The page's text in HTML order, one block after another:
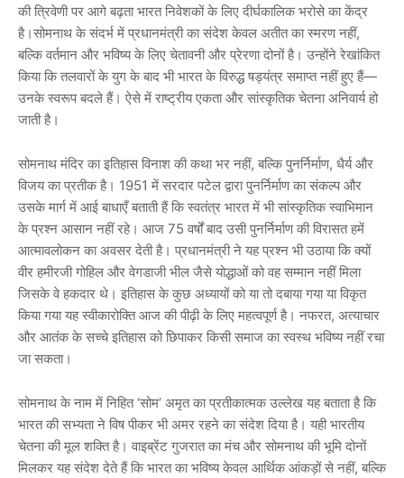
की त्रिवेणी पर आगे बढ़ता भारत निवेशकों के लिए दीर्घकालिक भरोसे का केंद्र
है।सोमनाथ के संदर्भ में प्रधानमंत्री का संदेश केवल अतीत का स्मरण नहीं,
बल्कि वर्तमान और भविष्य के लिए चेतावनी और प्रेरणा दोनों है। उन्होंने रेखांकित
किया कि तलवारों के युग के बाद भी भारत के विरुद्ध षड्यंत्र समाप्त नहीं हुए हैं—
उनके स्वरूप बदले हैं। ऐसे में राष्ट्रीय एकता और सांस्कृतिक चेतना अनिवार्य हो
जाती है।
सोमनाथ मंदिर का इतिहास विनाश की कथा भर नहीं, बल्कि पुनर्निर्माण, धैर्य और
विजय का प्रतीक है। 1951 में सरदार पटेल द्वारा पुनर्निर्माण का संकल्प और
उसके मार्ग में आई बाधाएँ बताती हैं कि स्वतंत्र भारत में भी सांस्कृतिक स्वाभिमान
के प्रश्न आसान नहीं रहे। आज 75 वर्षों बाद उसी पुनर्निर्माण की विरासत हमें
आत्मावलोकन का अवसर देती है। प्रधानमंत्री ने यह प्रश्न भी उठाया कि क्यों
वीर हमीरजी गोहिल और वेगडाजी भील जैसे योद्धाओं को वह सम्मान नहीं मिला
जिसके वे हकदार थे। इतिहास के कुछ अध्यायों को या तो दबाया गया या विकृत
किया गया यह स्वीकारोक्ति आज की पीढ़ी के लिए महत्वपूर्ण है। नफरत, अत्याचार
और आतंक के सच्चे इतिहास को छिपाकर किसी समाज का स्वस्थ भविष्य नहीं रचा
जा सकता।
सोमनाथ के नाम में निहित ‘सोम’ अमृत का प्रतीकात्मक उल्लेख यह बताता है कि
भारत की सभ्यता ने विष पीकर भी अमर रहने का संदेश दिया है। यही भारतीय
चेतना की मूल शक्ति है। वाइब्रेंट गुजरात का मंच और सोमनाथ की भूमि दोनों
मिलकर यह संदेश देते हैं कि भारत का भविष्य केवल आर्थिक आंकड़ों से नहीं, बल्कि